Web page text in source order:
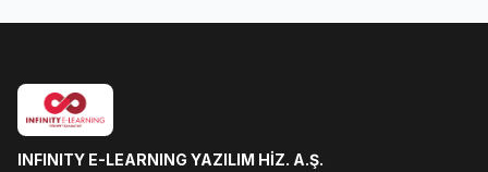
INFINITY E-LEARNING YAZILIM HİZ. A.Ş.